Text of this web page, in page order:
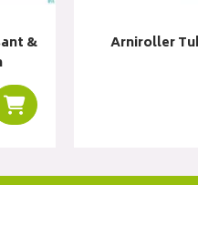
&
Ajouter au panier
Arniroller